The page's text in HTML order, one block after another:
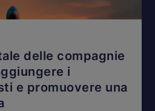
delle compagnie
i
e promuovere una